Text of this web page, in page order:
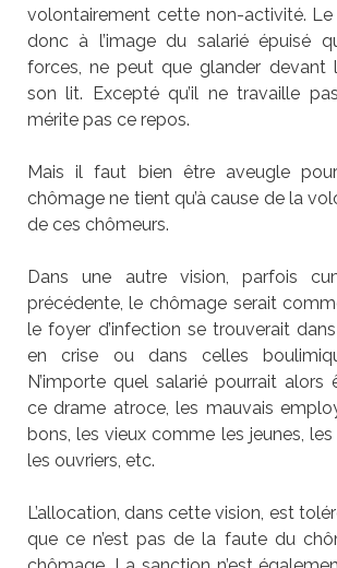
volontairement cette non-activité.
donc à l’image du salarié épuisé
forces, ne peut que glander devant
son lit. Excepté qu’il ne travaille
mérite pas ce repos.
Mais il faut bien être aveugle
chômage ne tient qu’à cause de la
de ces chômeurs.
Dans une autre vision, parfois
précédente, le chômage serait
le foyer d’infection se trouverait
en crise ou dans celles
N’importe quel salarié pourrait alors
ce drame atroce, les mauvais
bons, les vieux comme les jeunes,
les ouvriers, etc.
L’allocation, dans cette vision, est
que ce n’est pas de la faute du